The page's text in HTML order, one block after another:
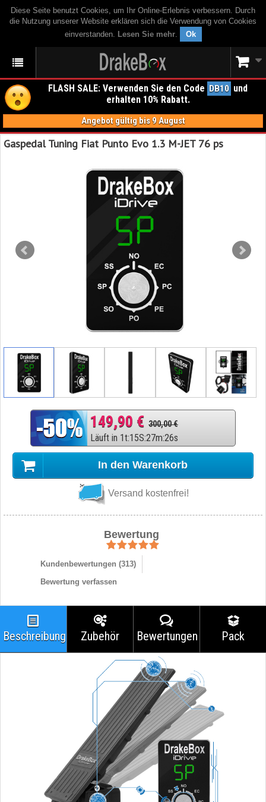
Diese Seite benutzt Cookies, um Ihr Online-Erlebnis verbessern. Durch
die Nutzung unserer Website erklären sich die Verwendung von Cookies
einverstanden. Lesen Sie mehr. Ok
FLASH SALE: Verwenden Sie den Code DB10 und
erhalten 10% Rabatt.
Angebot gültig bis 9 August
Gaspedal Tuning Fiat Punto Evo 1.3 M-JET 76 ps
149,90 € 300,00 €
Läuft in 1t:15S:27m:25s
In den Warenkorb
Versand kostenfrei!
Bewertung
Kundenbewertungen (313)
Bewertung verfassen
Beschreibung Zubehör Bewertungen Pack